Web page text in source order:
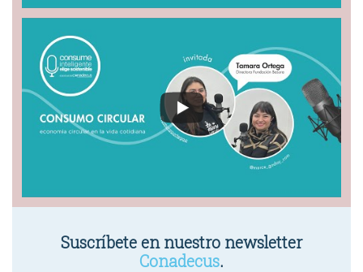
Suscríbete en nuestro newsletter
Conadecus.